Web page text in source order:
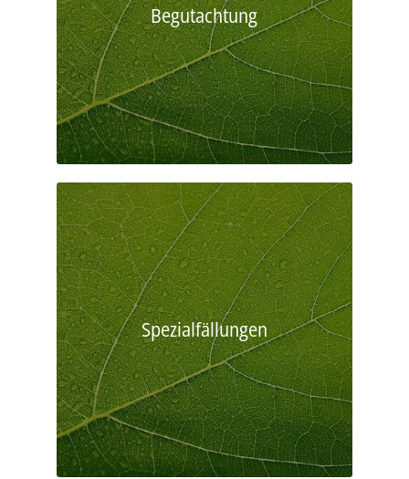
Begutachtung
Spezialfällungen